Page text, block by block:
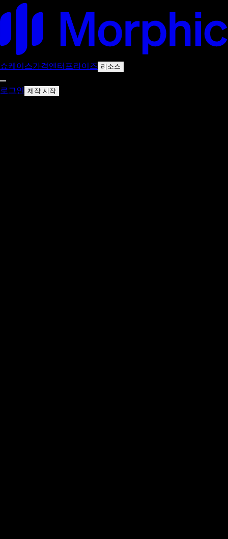
쇼케이스가격엔터프라이즈 리소스
로그인 제작 시작